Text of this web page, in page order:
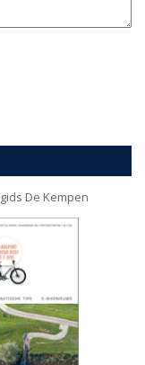
De Kempen